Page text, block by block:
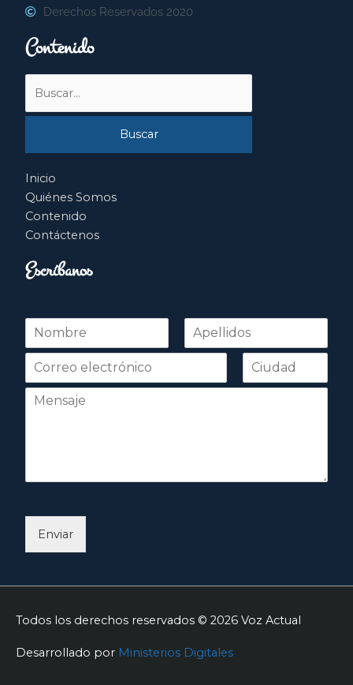
Derechos Reservados 2020
Contenido
por:
Inicio
Quiénes Somos
Contenido
Contáctenos
Escríbanos
N
m
r
Nombre Apellidos
Enviar
Todos los derechos reservados © 2026 Voz Actual
Desarrollado por Ministerios Digitales